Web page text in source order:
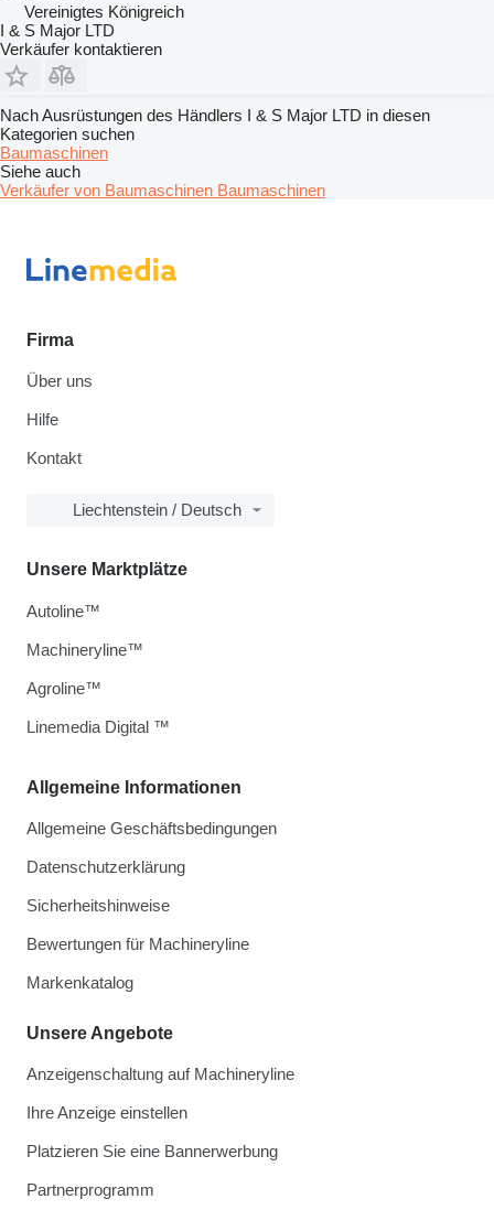
Vereinigtes Königreich
I & S Major LTD
Verkäufer kontaktieren
Nach Ausrüstungen des Händlers I & S Major LTD in diesen
Kategorien suchen
Baumaschinen
Siehe auch
Verkäufer von Baumaschinen Baumaschinen
Firma
Über uns
Hilfe
Kontakt
Liechtenstein / Deutsch
Allgemeine Informationen
Allgemeine Geschäftsbedingungen
Datenschutzerklärung
Sicherheitshinweise
Bewertungen für Machineryline
Markenkatalog
Unsere Angebote
Anzeigenschaltung auf Machineryline
Ihre Anzeige einstellen
Platzieren Sie eine Bannerwerbung
Partnerprogramm
Unsere Marktplätze
Autoline™
Machineryline™
Agroline™
Linemedia Digital ™